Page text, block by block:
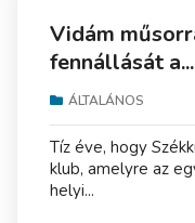
Vidám
fennállását a...
ÁLTALÁNOS
Tíz éve, hogy
klub, amelyre az
helyi...